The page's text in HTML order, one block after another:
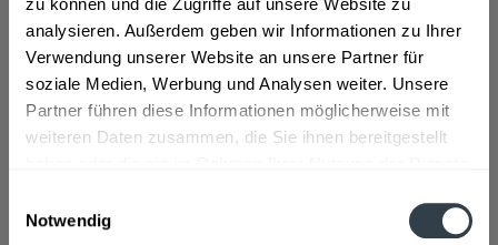
zu können und die Zugriffe auf unsere Website zu
analysieren. Außerdem geben wir Informationen zu Ihrer
Verwendung unserer Website an unsere Partner für
soziale Medien, Werbung und Analysen weiter. Unsere
Partner führen diese Informationen möglicherweise mit
weiteren Daten zusammen, die Sie ihnen bereitgestellt
Notwendig
In den Warenkorb
Artikel-Nr.:
33909
Verfügbar in:
Beschreibung
"Stuttgarter Hofbräu Bügel-Spezial Märzen